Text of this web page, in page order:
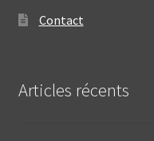
Contact
Articles récents